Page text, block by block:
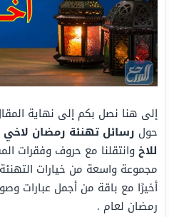
إلى هنا نصل بكم إلى نهاية
حول رسائل تهنئة رمضان
للاخوانتقلنا مع حروف وفقرات
مجموعة واسعة من خيارات
أخيرًا مع باقة من أجمل عبارات
رمضان لعام .